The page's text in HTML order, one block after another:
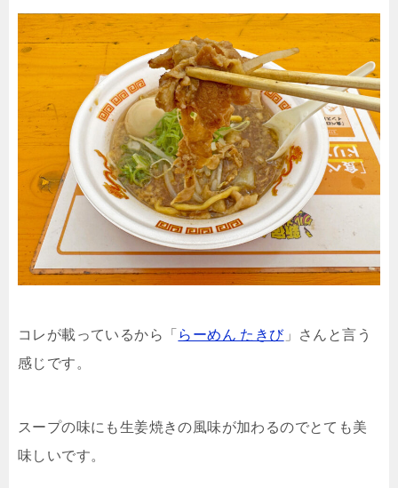
コレが載っているから「 らーめん たきび」さんと言う
感じです。
スープの味にも生姜焼きの風味が加わるのでとても美
味しいです。